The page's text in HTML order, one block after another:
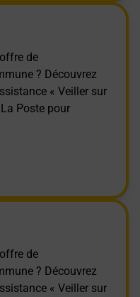
de
? Découvrez
« Veiller sur
Poste pour
de
? Découvrez
« Veiller sur